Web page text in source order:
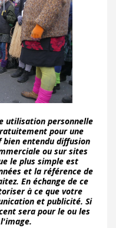
utilisation personnelle
pour une
entendu diffusion
ou sur sites
le plus simple est
et la référence de
En échange de ce
à ce que votre
et publicité. Si
sera pour le ou les